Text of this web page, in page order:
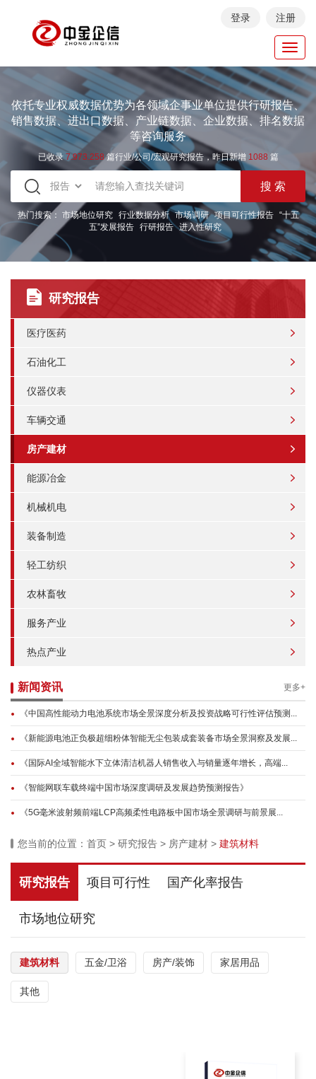
登录 注册
依托专业权威数据优势为各领域企事业单位提供行研报告、
销售数据、进出口数据、产业链数据、企业数据、排名数据
等咨询服务
已收录7.973.258篇行业/公司/宏观研究报告，昨日新增 1088 篇
热门搜索： 市场地位研究 行业数据分析 市场调研 项目可行性报告
“十五
五”发展报告 行研报告 进入性研究
研究报告
医疗医药
石油化工
仪器仪表
车辆交通
房产建材
能源冶金
机械机电
装备制造
轻工纺织
农林畜牧
服务产业
热点产业
新闻资讯 更多+
《中国高性能动力电池系统市场全景深度分析及投资战略可行性评估预测...
《新能源电池正负极超细粉体智能无尘包装成套装备市场全景洞察及发展...
《国际AI全域智能水下立体清洁机器人销售收入与销量逐年增长，高端...
《智能网联车载终端中国市场深度调研及发展趋势预测报告》
《5G毫米波射频前端LCP高频柔性电路板中国市场全景调研与前景展...
您当前的位置： 首页 > 研究报告 > 房产建材 > 建筑材料
研究报告 项目可行性 国产化率报告
市场地位研究
建筑材料 五金/卫浴 房产/装饰 家居用品
其他